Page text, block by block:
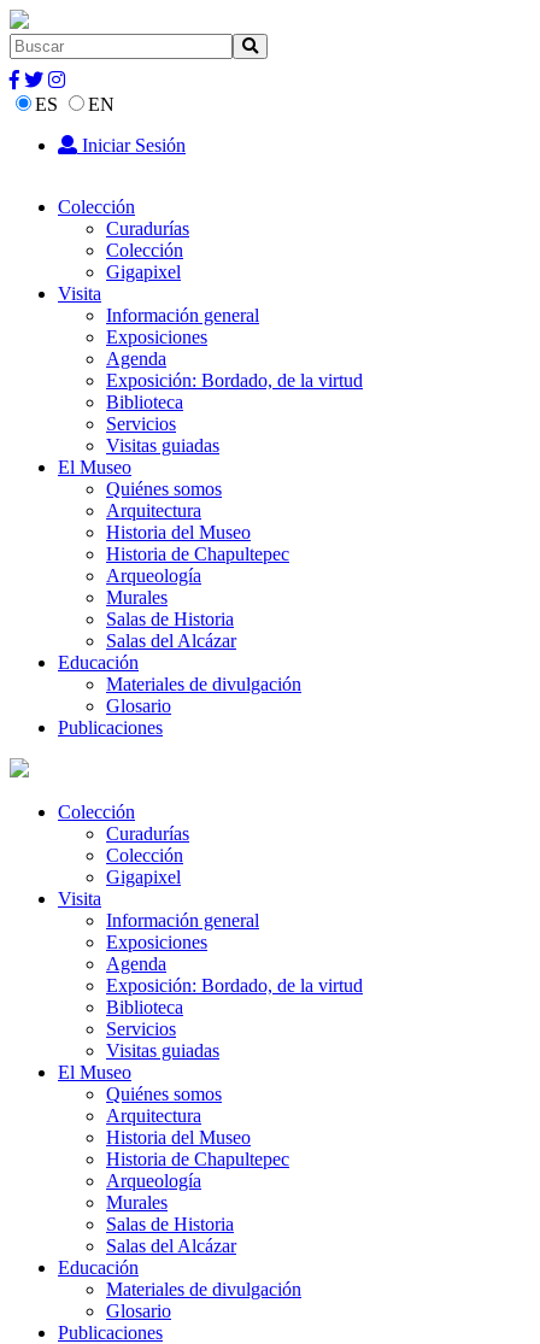
ES
EN
Iniciar Sesión
Colección
Curadurías
Colección
Gigapixel
Visita
Información general
Exposiciones
Agenda
Exposición: Bordado, de la virtud
Biblioteca
Servicios
Visitas guiadas
El Museo
Quiénes somos
Arquitectura
Historia del Museo
Historia de Chapultepec
Arqueología
Murales
Salas de Historia
Salas del Alcázar
Educación
Materiales de divulgación
Glosario
Publicaciones
Colección
Curadurías
Colección
Gigapixel
Visita
Información general
Exposiciones
Agenda
Exposición: Bordado, de la virtud
Biblioteca
Servicios
Visitas guiadas
El Museo
Quiénes somos
Arquitectura
Historia del Museo
Historia de Chapultepec
Arqueología
Murales
Salas de Historia
Salas del Alcázar
Educación
Materiales de divulgación
Glosario
Publicaciones